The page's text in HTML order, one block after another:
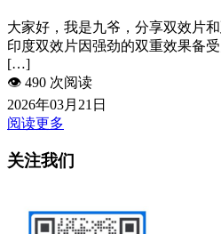
大家好，我是九爷，分享双效片
印度双效片因强劲的双重效果备
[…]
👁️ 490 次阅读
2026年03月21日
阅读更多
关注我们